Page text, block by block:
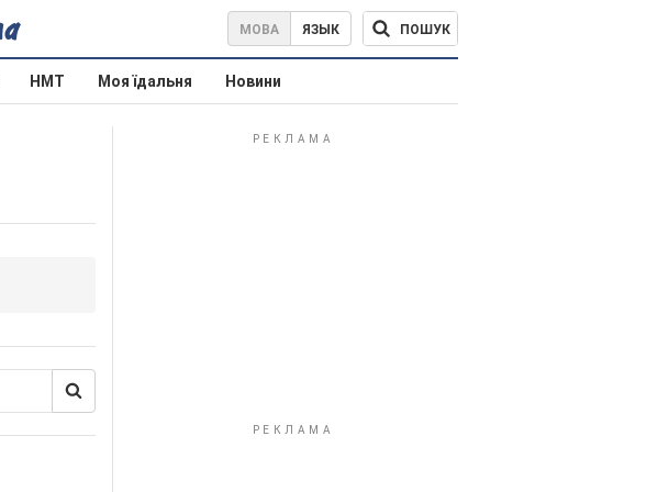
МОВА ЯЗЫК ПОШУК
НМТ Моя їдальня Новини